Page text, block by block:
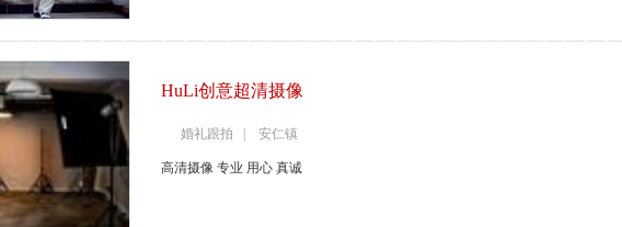
HuLi创意超清摄像
婚礼跟拍 | 安仁镇
高清摄像 专业 用心 真诚